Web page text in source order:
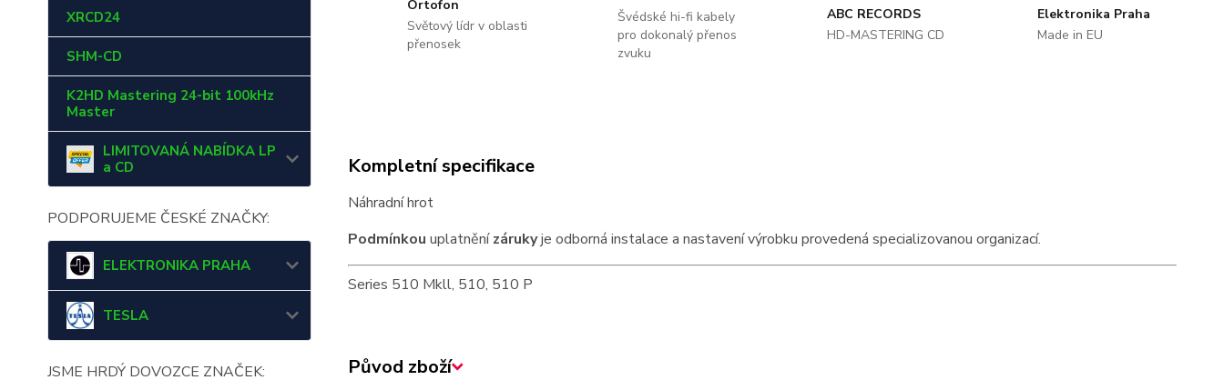
XRCD24
SHM-CD
K2HD Mastering 24-bit 100kHz
Master
LIMITOVANÁ NABÍDKA LP
a CD
PODPORUJEME ČESKÉ ZNAČKY:
ELEKTRONIKA PRAHA
TESLA
JSME HRDÝ DOVOZCE ZNAČEK:
Ortofon
Světový lídr v oblasti
přenosek
Švédské hi-fi kabely
pro dokonalý přenos
zvuku
ABC RECORDS
HD-MASTERING CD
Elektronika Praha
Made in EU
Kompletní specifikace
Náhradní hrot
Podmínkou uplatněnízárukyje odborná instalace a nastavení výrobku provedená specializovanou organizací.
Series 510 Mkll, 510, 510 P
Původ zboží